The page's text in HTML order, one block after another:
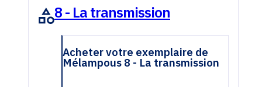
8 - La transmission
Acheter votre exemplaire de
Mélampous 8 - La transmission